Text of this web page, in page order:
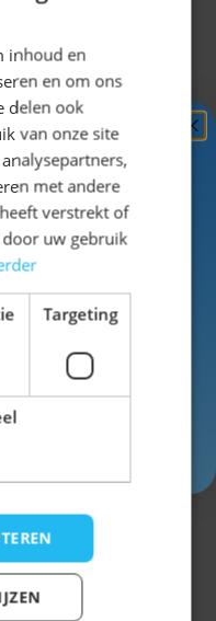
inhoud en
en om ons
delen ook
van onze site
met andere
verstrekt of
uw gebruik
Targeting
5%
en ontvang toegang